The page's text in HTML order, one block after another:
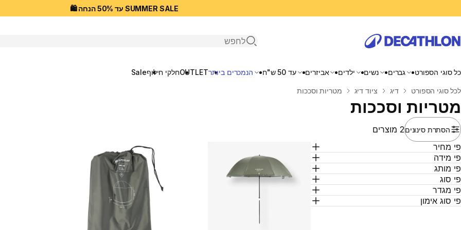
SUMMER SALE עד 50% הנחה 🛍️
פתיחת חיפוש
כל סוגי הספורט גברים נשים ילדים אביזרים עד 50 ש"ח הנמכרים ביותרOUTLETחלקי חילוףSale
בית
לכל סוגי הספורט דיג ציוד דיג מטריות וסככות
מטריות וסככות
הסתרת סינונים2 מוצרים
מחיר
מידה
מותג
סוג
מגדר
סוג אימון